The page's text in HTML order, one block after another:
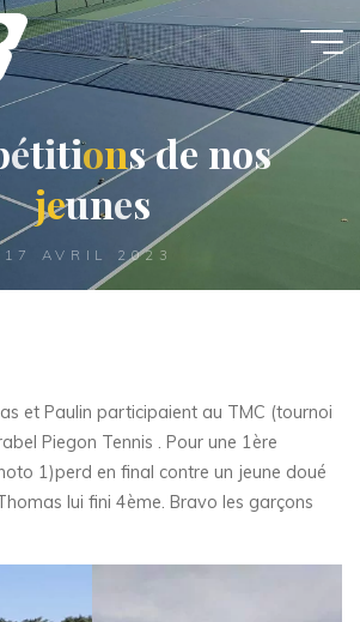
étitionsde nos
jeunes
17 AVRIL 2023
et Paulin participaient au TMC (tournoi
Piegon Tennis . Pour une 1ère
1)perd en final contre un jeune doué
lui fini 4ème. Bravo les garçons